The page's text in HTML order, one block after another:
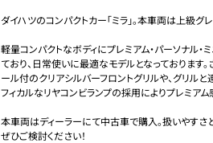
ダイハツのコンパクトカー「ミラ」。本車両は上級グレ
軽量コンパクトなボディにプレミアム・パーソナル
ており、日常使いに最適なモデルとなっております
ール付のクリアシルバーフロントグリルや、グリル
フィカルなリヤコンビランプの採用によりプレミアム
本車両はディーラーにて中古車で購入。扱いやす
ぜひご検討ください！